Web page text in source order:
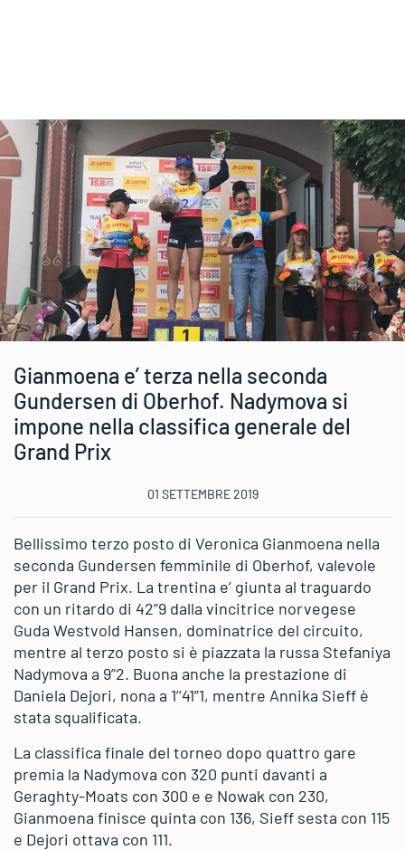
Gianmoena e’ terza nella seconda
Gundersen di Oberhof. Nadymova si
impone nella classifica generale del
Grand Prix
01 SETTEMBRE 2019
Bellissimo terzo posto di Veronica Gianmoena nella
seconda Gundersen femminile di Oberhof, valevole
per il Grand Prix. La trentina e’ giunta al traguardo
con un ritardo di 42”9 dalla vincitrice norvegese
Guda Westvold Hansen, dominatrice del circuito,
mentre al terzo posto si è piazzata la russa Stefaniya
Nadymova a 9”2. Buona anche la prestazione di
Daniela Dejori, nona a 1’’41”1, mentre Annika Sieff è
stata squalificata.
La classifica finale del torneo dopo quattro gare
premia la Nadymova con 320 punti davanti a
Geraghty-Moats con 300 e e Nowak con 230,
Gianmoena finisce quinta con 136, Sieff sesta con 115
e Dejori ottava con 111.